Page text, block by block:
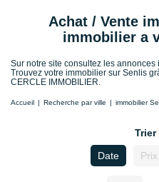
Achat / Vente
immobilier a
Sur notre site consultez les
Trouvez votre immobilier sur Senlis
CERCLE IMMOBILIER.
Accueil Recherche par ville immobilier
Trier
Date